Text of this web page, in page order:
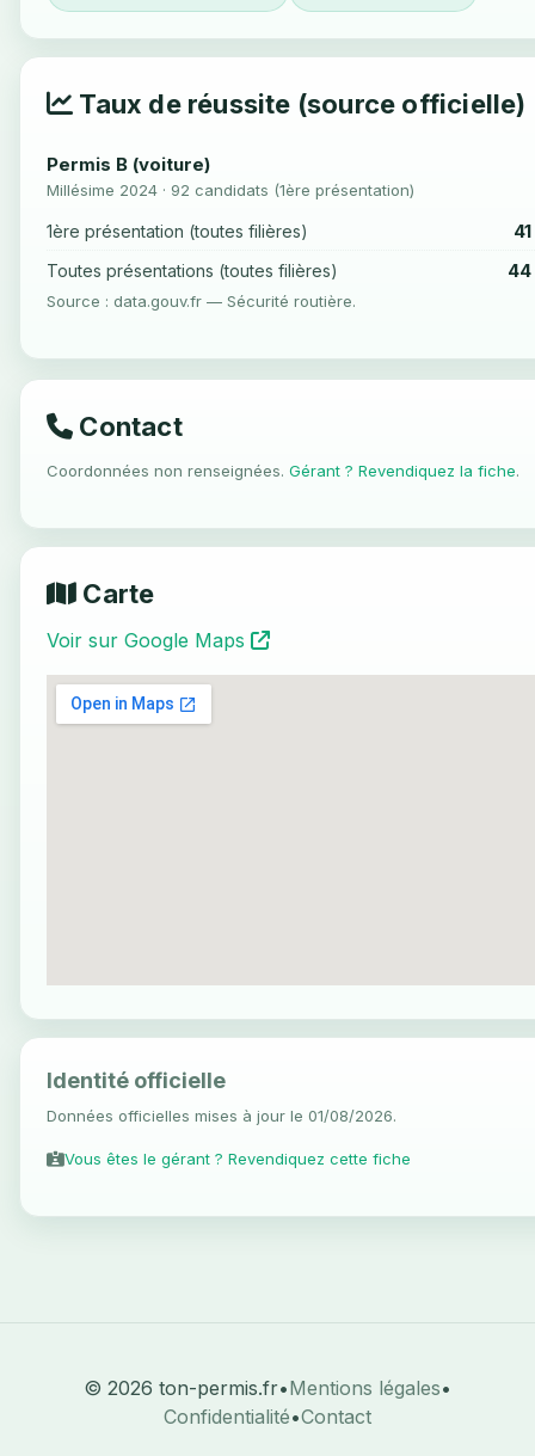
Taux de réussite (source officielle)
Permis B (voiture)
Millésime 2024 · 92 candidats (1ère présentation)
1ère présentation (toutes filières)
Toutes présentations (toutes filières) 44
Source : data.gouv.fr — Sécurité routière.
Contact
Coordonnées non renseignées. Gérant ? Revendiquez la fiche.
Carte
Voir sur Google Maps
Identité officielle
Données officielles mises à jour le 01/08/2026.
Vous êtes le gérant ? Revendiquez cette fiche
© 2026 ton-permis.fr•Mentions légales•
Confidentialité•Contact